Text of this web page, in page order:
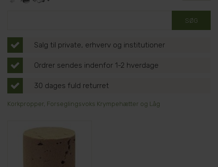
Salg til private, erhverv og institutioner
Ordrer sendes indenfor 1-2 hverdage
30 dages fuld returret
Korkpropper, Forseglingsvoks Krympehætter og Låg